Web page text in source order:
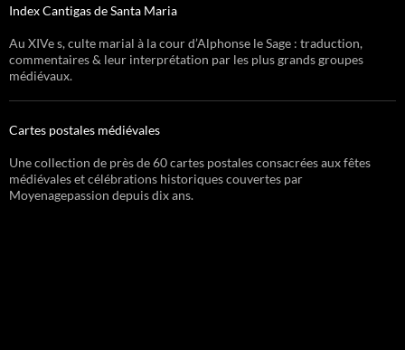
Index Cantigas de Santa Maria
Au XIVe s, culte marial à la cour d’Alphonse le Sage : traduction,
commentaires & leur interprétation par les plus grands groupes
médiévaux.
Cartes postales médiévales
Une collection de près de 60 cartes postales consacrées aux fêtes
médiévales et célébrations historiques couvertes par
Moyenagepassion depuis dix ans.